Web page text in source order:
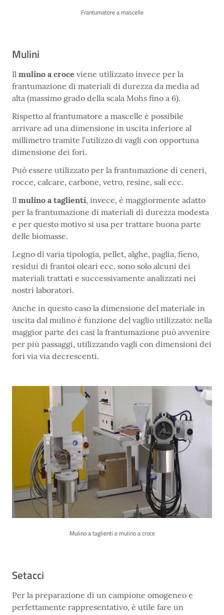
Frantumatore a mascelle
Mulini
Il mulino a croce viene utilizzato invece per la
frantumazione di materiali di durezza da media ad
alta (massimo grado della scala Mohs fino a 6).
Rispetto al frantumatore a mascelle è possibile
arrivare ad una dimensione in uscita inferiore al
millimetro tramite l’utilizzo di vagli con opportuna
dimensione dei fori.
Può essere utilizzato per la frantumazione di ceneri,
rocce, calcare, carbone, vetro, resine, sali ecc.
Il mulino a taglienti, invece, è maggiormente adatto
per la frantumazione di materiali di durezza modesta
e per questo motivo si usa per trattare buona parte
delle biomasse.
Legno di varia tipologia, pellet, alghe, paglia, fieno,
residui di frantoi oleari ecc. sono solo alcuni dei
materiali trattati e successivamente analizzati nei
nostri laboratori.
Anche in questo caso la dimensione del materiale in
uscita dal mulino è funzione del vaglio utilizzato: nella
maggior parte dei casi la frantumazione può avvenire
per più passaggi, utilizzando vagli con dimensioni dei
fori via via decrescenti.
Mulino a taglienti e mulino a croce
Setacci
Per la preparazione di un campione omogeneo e
perfettamente rappresentativo, è utile fare un